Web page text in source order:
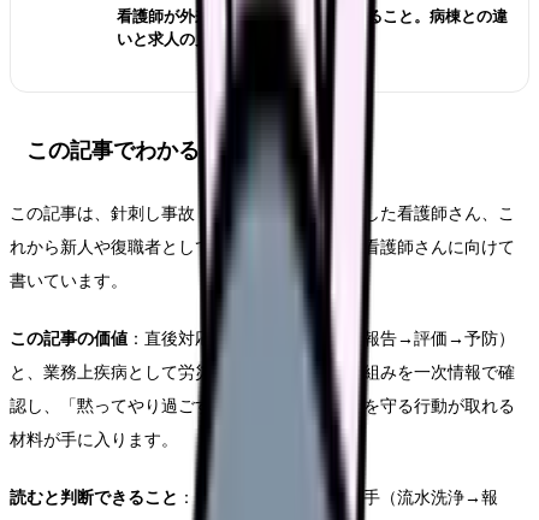
看護師が外来へ転職する前に確認すること。病棟との違
いと求人の見方
この記事でわかること
この記事は、針刺し事故・血液体液曝露を経験した看護師さん、こ
れから新人や復職者として針を扱う立場になる看護師さんに向けて
書いています。
この記事の価値 ：直後対応の優先順位（洗浄→報告→評価→予防）
と、業務上疾病として労災保険の対象になる仕組みを一次情報で確
認し、「黙ってやり過ごす」のではなく、自分を守る行動が取れる
材料が手に入ります。
読むと判断できること ：自分が今すべき次の一手（流水洗浄→報